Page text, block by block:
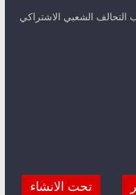
الشعبي الاشتراكي
تحت الانشاء